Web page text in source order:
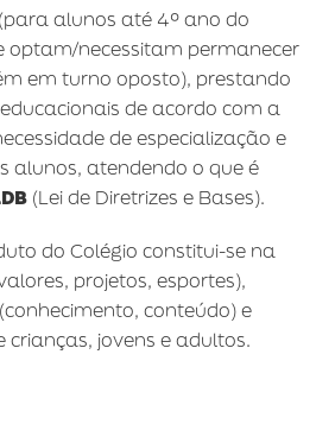
alunos até 4º ano do
necessitam permanecer
em turno oposto), prestando
de acordo com a
de especialização e
alunos, atendendo o que é
(Lei de Diretrizes e Bases).
do Colégio constitui-se na
projetos, esportes),
conteúdo) e
crianças, jovens e adultos.